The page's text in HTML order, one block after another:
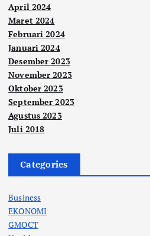
April 2024
Maret 2024
Februari 2024
Januari 2024
Desember 2023
November 2023
Oktober 2023
September 2023
Agustus 2023
Juli 2018
Categories
Business
EKONOMI
GMOCT